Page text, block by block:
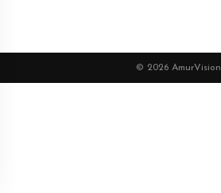
© 2026 AmurVision